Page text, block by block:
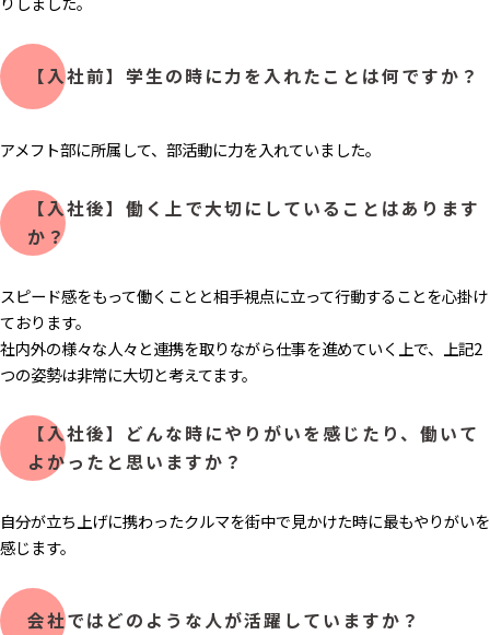
【入社前】学生の時に力を入れたことは何ですか？
アメフト部に所属して、部活動に力を入れていました。
【入社後】働く上で大切にしていることはあります
か？
スピード感をもって働くことと相手視点に立って行動することを心掛け
ております。
社内外の様々な人々と連携を取りながら仕事を進めていく上で、上記2
つの姿勢は非常に大切と考えてます。
【入社後】どんな時にやりがいを感じたり、働いて
よかったと思いますか？
自分が立ち上げに携わったクルマを街中で見かけた時に最もやりがいを
感じます。
会社ではどのような人が活躍していますか？